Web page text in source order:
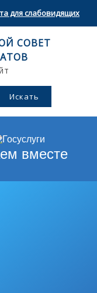
для слабовидящих
СОВЕТ
вместе